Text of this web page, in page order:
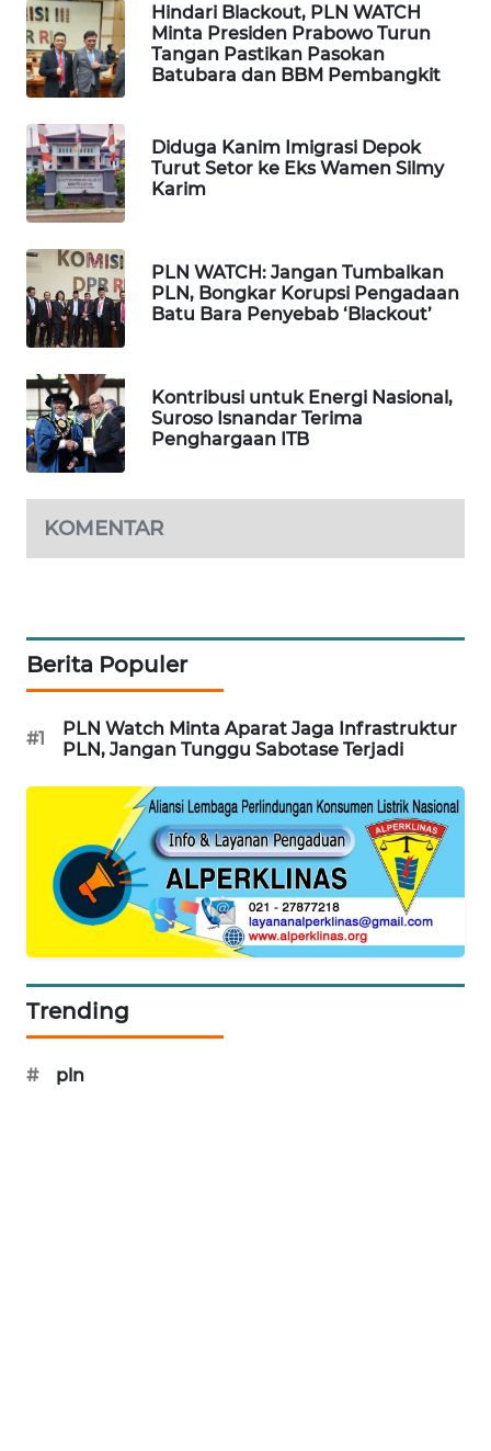
Hindari Blackout, PLN WATCH
Minta Presiden Prabowo Turun
Tangan Pastikan Pasokan
Batubara dan BBM Pembangkit
Diduga Kanim Imigrasi Depok
Turut Setor ke Eks Wamen Silmy
Karim
PLN WATCH: Jangan Tumbalkan
PLN, Bongkar Korupsi Pengadaan
Batu Bara Penyebab ‘Blackout’
Kontribusi untuk Energi Nasional,
Suroso Isnandar Terima
Penghargaan ITB
KOMENTAR
Berita Populer
#1
PLN Watch Minta Aparat Jaga Infrastruktur
PLN, Jangan Tunggu Sabotase Terjadi
Trending
# pln
WN
BOGOR
WN
DEPOK
WN
UTARA
WN
SAMOSIR
WN
PADANG
LAWAS
WN
SUMEDANG
WN
TANGERANG
WN
BINJAI
WN
WN
INDRAMAYU